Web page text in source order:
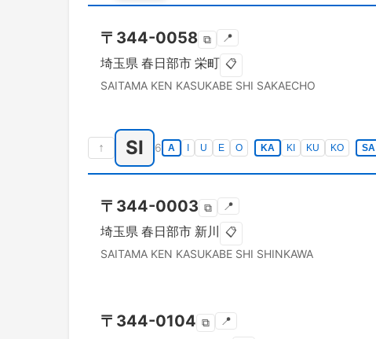
〒 344-0058 ⧉ 📍
埼玉県 春日部市 栄町 📋
SAITAMA KEN KASUKABE SHI SAKAECHO
↑ SI 6 A U E O KA KI KU KO SA
〒 344-0003 ⧉ 📍
埼玉県 春日部市 新川 📋
SAITAMA KEN KASUKABE SHI SHINKAWA
〒 344-0104 ⧉ 📍